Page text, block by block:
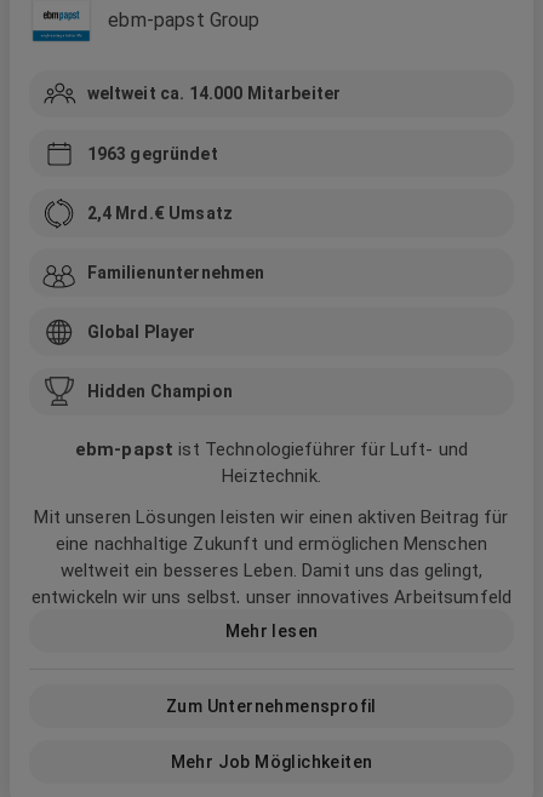
ebm-papst Group
weltweit ca. 14.000 Mitarbeiter
1963 gegründet
2,4 Mrd.€ Umsatz
Familienunternehmen
Global Player
Hidden Champion
ebm‑papst ist Technologieführer für Luft- und
Heiztechnik.
Mit unseren Lösungen leisten wir einen aktiven Beitrag für
eine nachhaltige Zukunft und ermöglichen Menschen
weltweit ein besseres Leben. Damit uns das gelingt,
entwickeln wir uns selbst, unser innovatives Arbeitsumfeld
und die Art, wie wir zusammenarbeiten stetig voran. Mutig,
Mehr lesen
Zum Unternehmensprofil
Mehr Job Möglichkeiten